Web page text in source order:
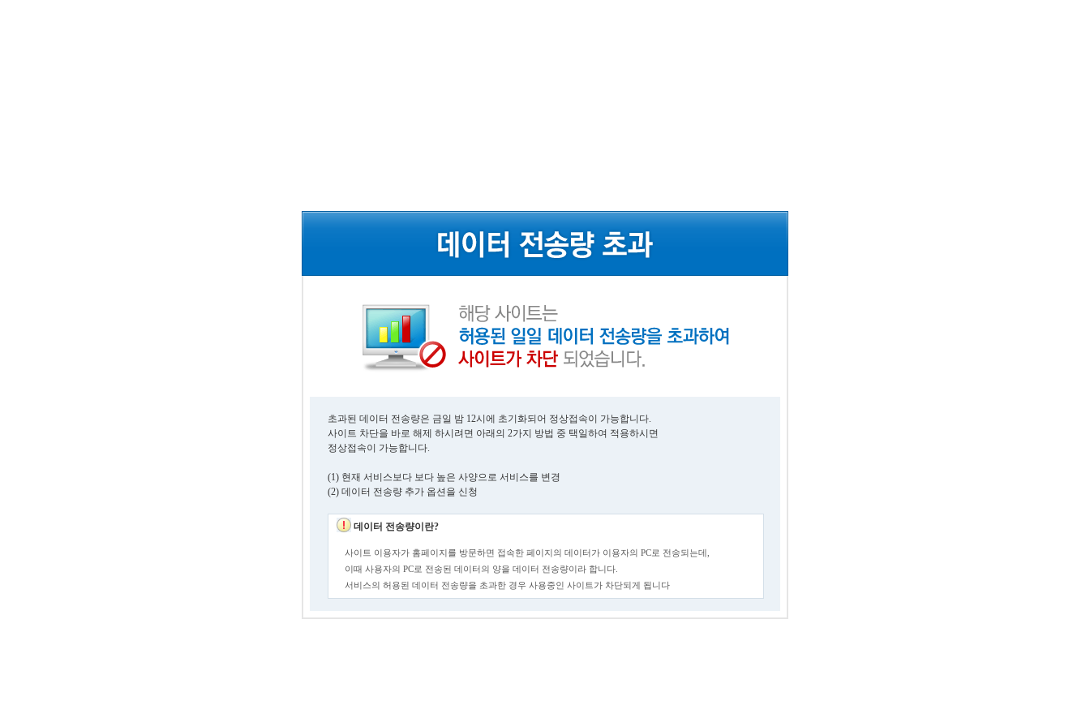
초과된 데이터 전송량은 금일 밤 12시에 초기화되어 정상접속이 가능합니다.
사이트 차단을 바로 해제 하시려면 아래의 2가지 방법 중 택일하여 적용하시면
정상접속이 가능합니다.
(1) 현재 서비스보다 보다 높은 사양으로 서비스를 변경
(2) 데이터 전송량 추가 옵션을 신청
데이터 전송량이란?
사이트 이용자가 홈페이지를 방문하면 접속한 페이지의 데이터가 이용자의 PC로 전송되는데,
이때 사용자의 PC로 전송된 데이터의 양을 데이터 전송량이라 합니다.
서비스의 허용된 데이터 전송량을 초과한 경우 사용중인 사이트가 차단되게 됩니다